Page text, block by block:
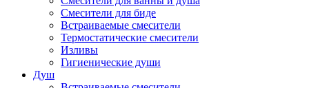
Смесители для биде
Встраиваемые смесители
Термостатические смесители
Изливы
Гигиенические души
Душ